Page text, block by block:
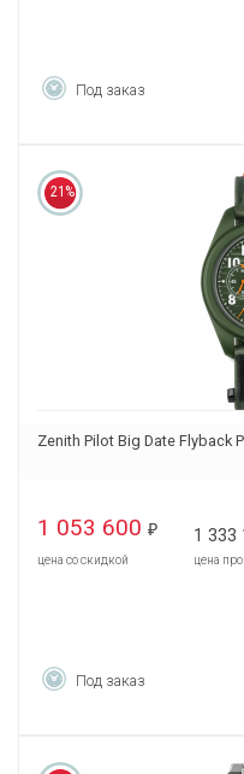
Под заказ
21%
Zenith Pilot Big Date Flyback
1 053 600 ₽
цена со скидкой
1 333
цена
Под заказ